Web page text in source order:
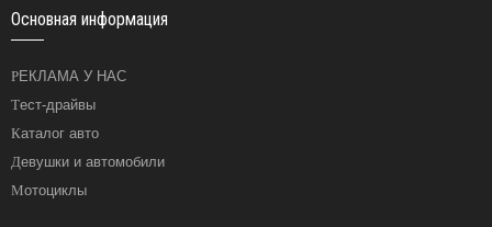
Основная информация
РЕКЛАМА У НАС
Тест-драйвы
Каталог авто
Девушки и автомобили
Мотоциклы